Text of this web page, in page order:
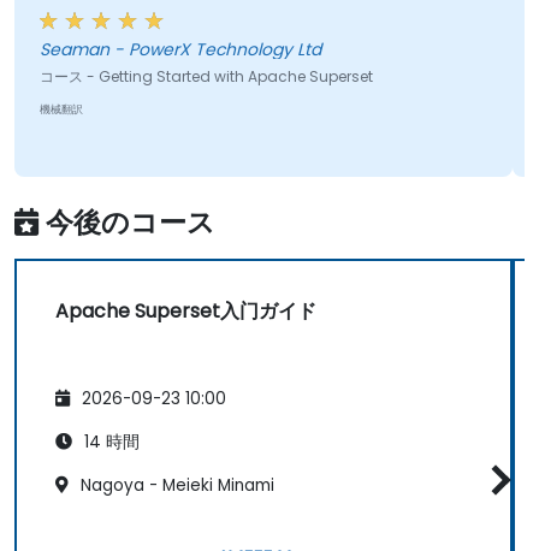
できることを確認し、質問に対してオープンで誠実に回答
しようと努めました。
Seaman - PowerX Technology Ltd
コース - Getting Started with Apache Superset
機械翻訳
今後のコース
Apache Superset入门ガイド
2026-09-23 10:00
14 時間
Nagoya - Meieki Minami